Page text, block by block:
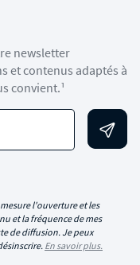
newsletter
et contenus adaptés à
convient.¹
l'ouverture et les
et la fréquence de mes
de diffusion. Je peux
En savoir plus.